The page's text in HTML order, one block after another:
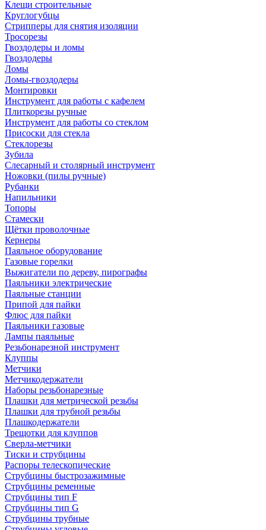
Клещи строительные
Круглогубцы
Стрипперы для снятия изоляции
Тросорезы
Гвоздодеры и ломы
Гвоздодеры
Ломы
Ломы-гвоздодеры
Монтировки
Инструмент для работы с кафелем
Плиткорезы ручные
Инструмент для работы со стеклом
Присоски для стекла
Стеклорезы
Зубила
Слесарный и столярный инструмент
Ножовки (пилы ручные)
Рубанки
Напильники
Топоры
Стамески
Щётки проволочные
Кернеры
Паяльное оборудование
Газовые горелки
Выжигатели по дереву, пирографы
Паяльники электрические
Паяльные станции
Припой для пайки
Флюс для пайки
Паяльники газовые
Лампы паяльные
Резьбонарезной инструмент
Клуппы
Метчики
Метчикодержатели
Наборы резьбонарезные
Плашки для метрической резьбы
Плашки для трубной резьбы
Плашкодержатели
Трещотки для клуппов
Сверла-метчики
Тиски и струбцины
Распоры телескопические
Струбцины быстрозажимные
Струбцины ременные
Струбцины тип F
Струбцины тип G
Струбцины трубные